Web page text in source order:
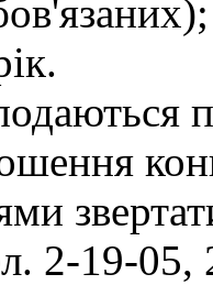
2-19-05,